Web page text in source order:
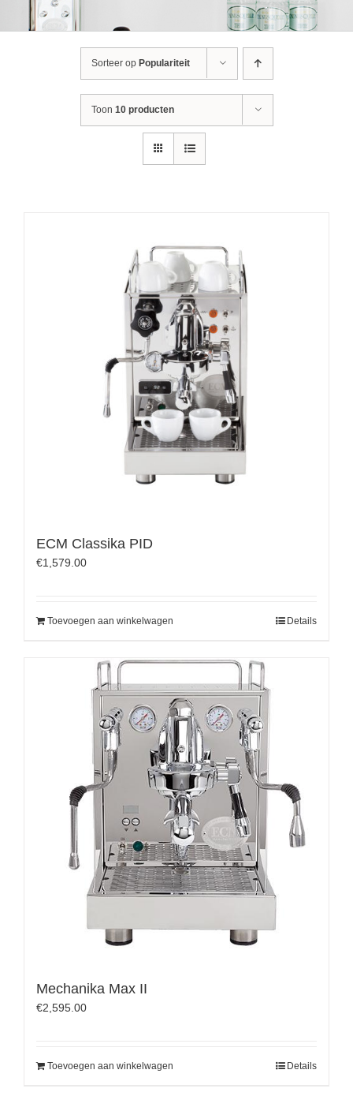
Sorteer op Populariteit
Toon 10 producten
ECM Classika PID
€1,579.00
Toevoegen aan winkelwagen Details
Mechanika Max II
€2,595.00
Toevoegen aan winkelwagen Details